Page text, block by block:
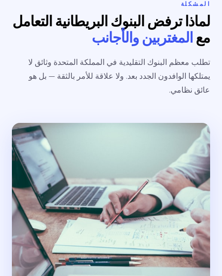
المشكلة
لماذا ترفض البنوك البريطانية التعامل
مع المغتربين والأجانب
تطلب معظم البنوك التقليدية في المملكة المتحدة وثائق لا
يمتلكها الوافدون الجدد بعد. ولا علاقة للأمر بالثقة — بل هو
عائق نظامي.